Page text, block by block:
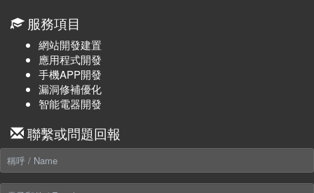
服務項目
網站開發建置
應用程式開發
手機APP開發
漏洞修補優化
智能電器開發
聯繫或問題回報